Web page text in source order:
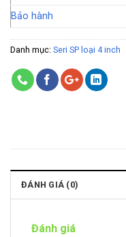
Bảo hành
Danh mục: Seri SP loại 4 inch
ĐÁNH GIÁ (0)
Đánh giá